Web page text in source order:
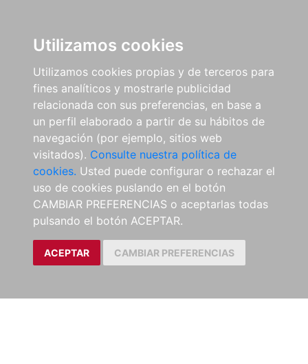
Utilizamos cookies
Utilizamos cookies propias y de terceros para
fines analíticos y mostrarle publicidad
relacionada con sus preferencias, en base a
un perfil elaborado a partir de su hábitos de
navegación (por ejemplo, sitios web
visitados). Consulte nuestra política de
cookies. Usted puede configurar o rechazar el
uso de cookies puslando en el botón
CAMBIAR PREFERENCIAS o aceptarlas todas
pulsando el botón ACEPTAR.
ACEPTAR CAMBIAR PREFERENCIAS